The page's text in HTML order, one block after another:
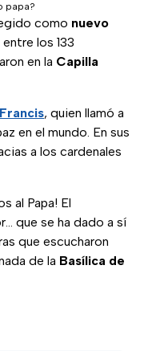
papa?
como nuevo
los 133
en la Capilla
, quien llamó a
en el mundo. En sus
a los cardenales
al Papa! El
que se ha dado a sí
que escucharon
de la Basílica de